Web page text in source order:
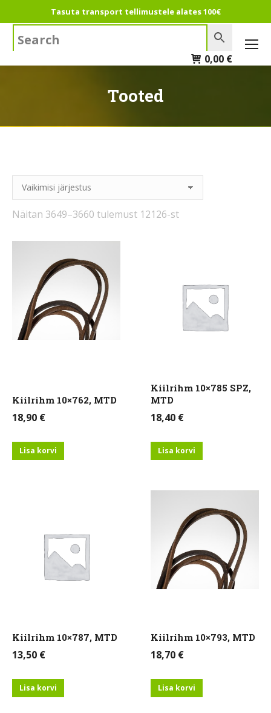
Tasuta transport tellimustele alates 100€
0,00 €
Tooted
Näitan 3649–3660 tulemust 12126-st
Kiilrihm 10×762, MTD
18,90 €
Lisa korvi
Kiilrihm 10×785 SPZ,
MTD
18,40 €
Lisa korvi
Kiilrihm 10×787, MTD
13,50 €
Lisa korvi
Kiilrihm 10×793, MTD
18,70 €
Lisa korvi